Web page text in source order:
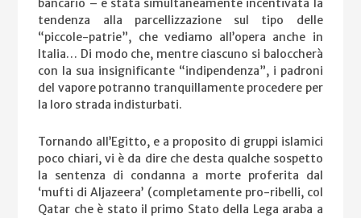
bancario – è stata simultaneamente incentivata la
tendenza alla parcellizzazione sul tipo delle
“piccole-patrie”, che vediamo all’opera anche in
Italia… Di modo che, mentre ciascuno si baloccherà
con la sua insignificante “indipendenza”, i padroni
del vapore potranno tranquillamente procedere per
la loro strada indisturbati.
Tornando all’Egitto, e a proposito di gruppi islamici
poco chiari, vi è da dire che desta qualche sospetto
la sentenza di condanna a morte proferita dal
‘mufti di Aljazeera’ (completamente pro-ribelli, col
Qatar che è stato il primo Stato della Lega araba a